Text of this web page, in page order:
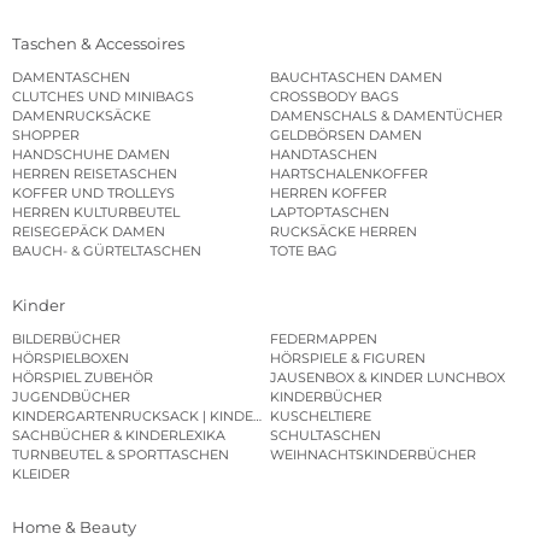
Taschen & Accessoires
DAMENTASCHEN
BAUCHTASCHEN DAMEN
CLUTCHES UND MINIBAGS
CROSSBODY BAGS
DAMENRUCKSÄCKE
DAMENSCHALS & DAMENTÜCHER
SHOPPER
GELDBÖRSEN DAMEN
HANDSCHUHE DAMEN
HANDTASCHEN
HERREN REISETASCHEN
HARTSCHALENKOFFER
KOFFER UND TROLLEYS
HERREN KOFFER
HERREN KULTURBEUTEL
LAPTOPTASCHEN
REISEGEPÄCK DAMEN
RUCKSÄCKE HERREN
BAUCH- & GÜRTELTASCHEN
TOTE BAG
Kinder
BILDERBÜCHER
FEDERMAPPEN
HÖRSPIELBOXEN
HÖRSPIELE & FIGUREN
HÖRSPIEL ZUBEHÖR
JAUSENBOX & KINDER LUNCHBOX
JUGENDBÜCHER
KINDERBÜCHER
KINDERGARTENRUCKSACK | KINDERGARTENBEUTEL
KUSCHELTIERE
SACHBÜCHER & KINDERLEXIKA
SCHULTASCHEN
TURNBEUTEL & SPORTTASCHEN
WEIHNACHTSKINDERBÜCHER
KLEIDER
Home & Beauty